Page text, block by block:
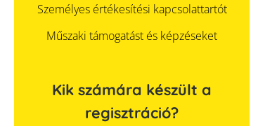
Személyes értékesítési kapcsolattartót
Műszaki támogatást és képzéseket
Kik számára készült a
regisztráció?